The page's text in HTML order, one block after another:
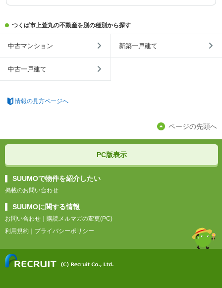
つくば市上萱丸の不動産を別の種別から探す
中古マンション 新築一戸建て
中古一戸建て
情報の見方ページへ
ページの先頭へ
PC版表示
SUUMOで物件を紹介したい
掲載のお問い合わせ
SUUMOに関する情報
お問い合わせ
購読メルマガの変更(PC)
利用規約
プライバシーポリシー